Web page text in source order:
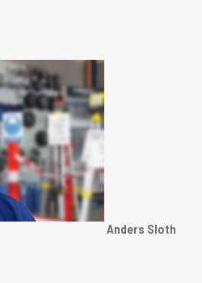
Anders Sloth